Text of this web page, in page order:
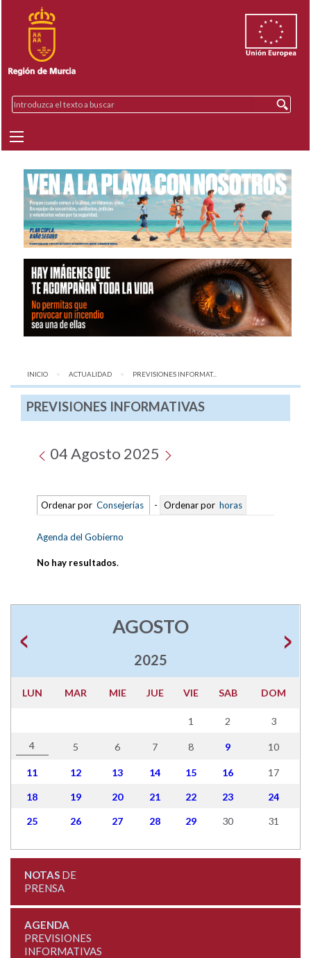
INICIO ACTUALIDAD AQUÍ:
PREVISIONES INFORMAT...
PREVISIONES INFORMATIVAS
04 Agosto 2025
Ordenar por Consejerías - Ordenar por horas
Agenda del Gobierno
No hay resultados.
AGOSTO
2025
LUN MAR MIE JUE VIE SAB DOM
1 2 3
4 5 6 7 8 9 10
11 12 13 14 15 16 17
18 19 20 21 22 23 24
25 26 27 28 29 30 31
NOTASDE
PRENSA
AGENDA
PREVISIONES
INFORMATIVAS